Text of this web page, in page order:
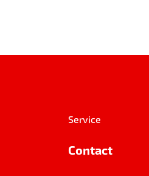
Service
Contact